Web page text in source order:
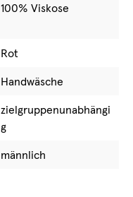
100% Viskose
Rot
Handwäsche
zielgruppenunabhängi
g
männlich